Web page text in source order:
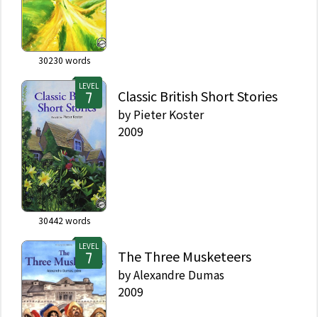
30230 words
LEVEL
30442 words
Classic British Short Stories
by Pieter Koster
2009
LEVEL
The Three Musketeers
byAlexandre Dumas
2009